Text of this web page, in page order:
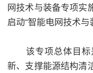
网技术与装备专项实
启动“智能电网技术与
该专项总体目标
新、支撑能源结构清